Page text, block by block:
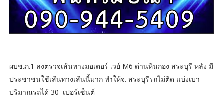
ผบช.ภ.1 ลงตรวจเส้นทางมอเตอร์ เวย์ M6 ด่านหินกอง สระบุรี หลัง มี
ประชาชนใช้เส้นทางเส้นนี้มาก ทำให้จ. สระบุรีรถไม่ติด แบ่งเบา
ปริมาณรถได้ 30 เปอร์เซ็นต์